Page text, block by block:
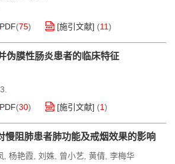
PDF(75) [施引文献] (11)
伪膜性肠炎患者的临床特征
PDF(30) [施引文献] (1)
慢阻肺患者肺功能及戒烟效果的影响
, 杨艳霞, 刘姝, 曾小艺, 黄倩, 李梅华